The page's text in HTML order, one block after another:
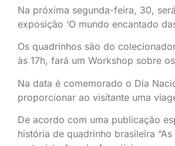
Na próxima segunda-feira, 30,
exposição ‘O mundo encantado
Os quadrinhos são do
às 17h, fará um Workshop sobre
Na data é comemorado o Dia
proporcionar ao visitante uma
De acordo com uma publicação
história de quadrinho brasileira